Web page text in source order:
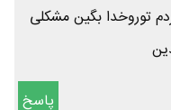
توروخدا بگین مشکلی
پاسخ